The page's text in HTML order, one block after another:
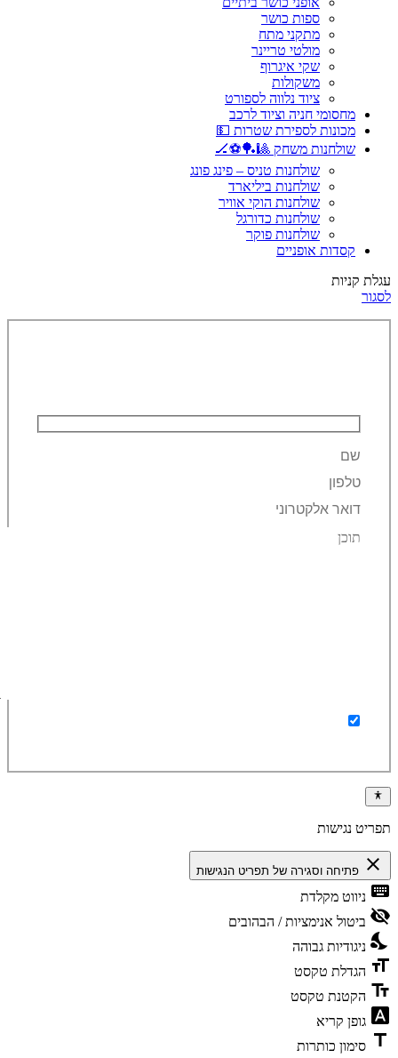
ספות כושר
מתקני מתח
מולטי טריינר
שקי איגרוף
משקולות
ציוד נלווה לספורט
מחסומי חניה וציוד לרכב
מכונות לספירת שטרות 💵
שולחנות משחק 🎱🏓⚽🏒
שולחנות טניס – פינג פונג
שולחנות ביליארד
שולחנות הוקי אוויר
שולחנות כדורגל
שולחנות פוקר
קסדות אופניים
עגלת קניות
לסגור
תפריט נגישות
close פתיחה וסגירה של תפריט הנגישות
keyboard ניווט מקלדת
visibility_off ביטול אנימציות / הבהובים
nights_stay ניגודיות גבוהה
format_size הגדלת טקסט
text_fields הקטנת טקסט
font_download גופן קריא
title סימון כותרות